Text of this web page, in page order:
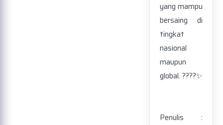
yang mampu
bersaing di
tingkat
nasional
maupun
global. ????✨
Penulis :